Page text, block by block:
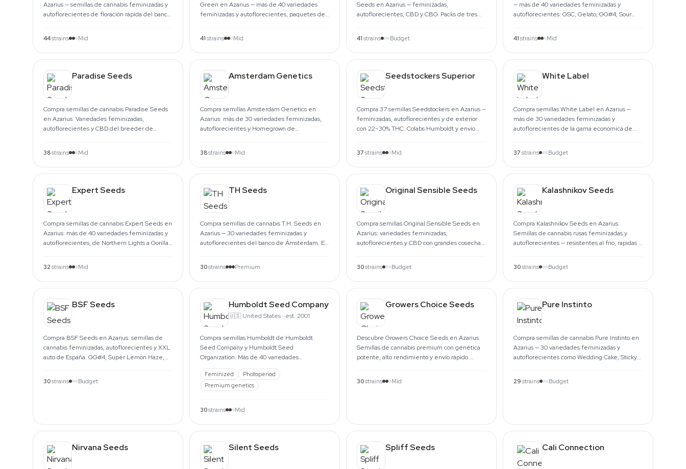
Azarius — semillas de cannabis feminizadas y
autoflorecientes de floración rápida del banco
44strains Mid
Green en Azarius — más de 40 variedades
feminizadas y autoflorecientes, paquetes de
41 strains Mid
Seeds en Azarius — feminizadas,
autoflorecientes, CBD y CBG. Packs de tres
41 strains Budget
— más de 40 variedades feminizadas y
autoflorecientes: GSC, Gelato, GG#4, Sour
41 strains Mid
Paradise Seeds
Compra semillas de cannabis Paradise Seeds
en Azarius. Variedades feminizadas,
autoflorecientes y CBD del breeder de
38strains Mid
Amsterdam Genetics
Compra semillas Amsterdam Genetics en
Azarius: más de 30 variedades feminizadas,
autoflorecientes y Homegrown de
38strains Mid
Seedstockers Superior
Compra 37 semillas Seedstockers en Azarius —
feminizadas, autoflorecientes y de exterior
con 22–30% THC. Colabs Humboldt y envío
37 strains Mid
White Label
Compra semillas White Label en Azarius —
más de 30 variedades feminizadas y
autoflorecientes de la gama económica de
37 strains Budget
Expert Seeds
Compra semillas de cannabis Expert Seeds en
Azarius: más de 40 variedades feminizadas y
autoflorecientes, de Northern Lights a Gorilla
32 strains Mid
TH Seeds
Compra semillas de cannabis T.H. Seeds en
Azarius — 30 variedades feminizadas y
autoflorecientes del banco de Ámsterdam. En
30strains Premium
Original Sensible Seeds
Compra semillas Original Sensible Seeds en
Azarius: variedades feminizadas,
autoflorecientes y CBD con grandes cosechas
30strains Budget
Kalashnikov Seeds
Compra Kalashnikov Seeds en Azarius.
Semillas de cannabis rusas feminizadas y
autoflorecientes — resistentes al frio, rapidas y
30strains Budget
BSF Seeds
Compra BSF Seeds en Azarius: semillas de
cannabis feminizadas, autoflorecientes y XXL
auto de España. GG#4, Super Lemon Haze,
30strains Budget
Humboldt Seed Company
🇺🇸 United States · est. 2001
Compra semillas Humboldt de Humboldt
Seed Company y Humboldt Seed
Organization. Más de 40 variedades
feminizadas, autoflorecientes y fast, envíos a
toda la UE.
Feminized
Photoperiod
Premium genetics
30strains Mid
Growers Choice Seeds
Descubre Growers Choice Seeds en Azarius.
Semillas de cannabis premium con genética
potente, alto rendimiento y envío rápido.
30strains Mid
Pure Instinto
Compra semillas de cannabis Pure Instinto en
Azarius — 30 variedades feminizadas y
autoflorecientes como Wedding Cake, Sticky
29 strains Budget
Nirvana Seeds Silent Seeds Spliff Seeds Cali Connection